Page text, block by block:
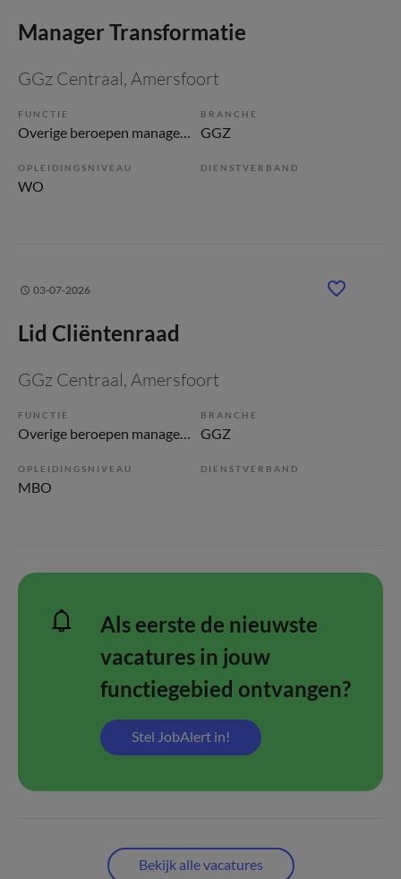
Manager Transformatie
GGz Centraal, Amersfoort
FUNCTIE
Overige beroepen management
BRANCHE
GGZ
OPLEIDINGSNIVEAU
WO
DIENSTVERBAND
03-07-2026
Lid Cliëntenraad
GGz Centraal, Amersfoort
FUNCTIE
Overige beroepen management
BRANCHE
GGZ
OPLEIDINGSNIVEAU
MBO
DIENSTVERBAND
Als eerste de nieuwste
vacatures in jouw
functiegebied ontvangen?
Stel JobAlert in!
Bekijk alle vacatures